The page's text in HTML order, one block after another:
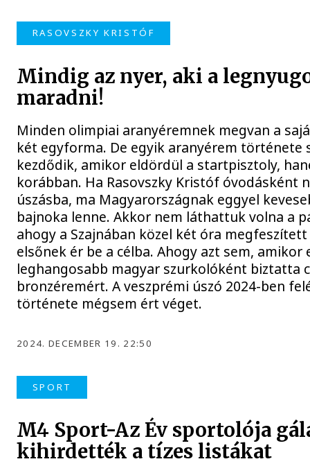
RASOVSZKY KRISTÓF
Mindig az nyer, aki a
maradni!
Minden olimpiai aranyéremnek megvan a
két egyforma. De egyik aranyérem története
kezdődik, amikor eldördül a startpisztoly,
korábban. Ha Rasovszky Kristóf óvodásként
úszásba, ma Magyarországnak eggyel
bajnoka lenne. Akkor nem láthattuk volna a
ahogy a Szajnában közel két óra
elsőnek ér be a célba. Ahogy azt sem, amikor
leghangosabb magyar szurkolóként biztatta
bronzéremért. A veszprémi úszó 2024-ben
története mégsem ért véget.
2024. DECEMBER 19. 22:50
SPORT
M4 Sport-Az Év sportolója
kihirdették a tízes listákat